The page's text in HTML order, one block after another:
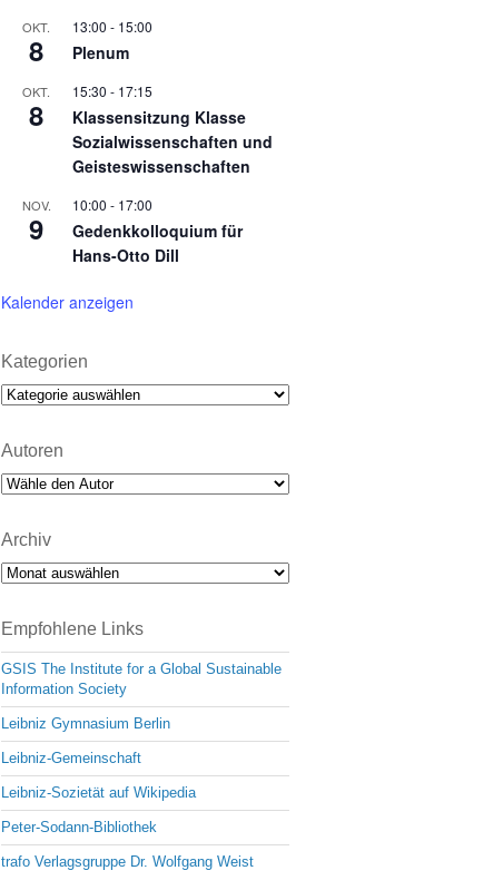
OKT.
8
13:00 - 15:00
Plenum
OKT.
8
15:30 - 17:15
Klassensitzung Klasse
Sozialwissenschaften und
Geisteswissenschaften
NOV.
9
10:00 - 17:00
Gedenkkolloquium für
Hans-Otto Dill
Kalender anzeigen
Kategorien
Kategorien
Autoren
Archiv
Archiv
Empfohlene Links
GSIS The Institute for a Global Sustainable
Information Society
Leibniz Gymnasium Berlin
Leibniz-Gemeinschaft
Leibniz-Sozietät auf Wikipedia
Peter-Sodann-Bibliothek
trafo Verlagsgruppe Dr. Wolfgang Weist